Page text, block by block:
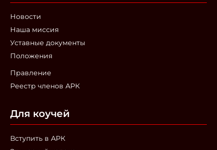
Новости
Наша миссия
Уставные документы
Положения
Правление
Реестр членов АРК
Для коучей
Вступить в АРК